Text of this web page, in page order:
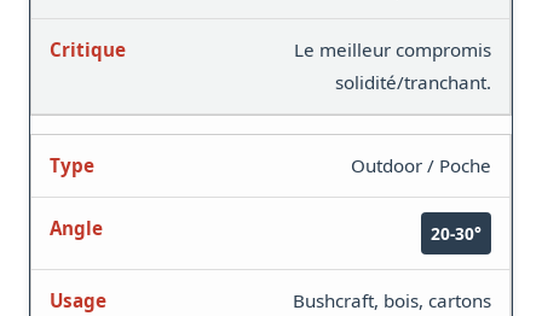
Le meilleur compromis
solidité/tranchant.
Outdoor / Poche
20-30°
Bushcraft, bois, cartons